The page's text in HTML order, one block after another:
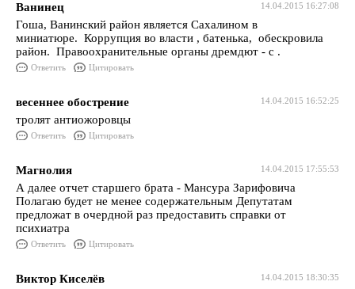
14.04.2015 16:27:08
Ванинец
Гоша, Ванинский район является Сахалином в
миниатюре. Коррупция во власти , батенька, обескровила
район. Правоохранительные органы дремдют - с .
Ответить Цитировать
14.04.2015 16:52:25
весеннее обострение
тролят антиожоровцы
Ответить Цитировать
14.04.2015 17:55:53
Магнолия
А далее отчет старшего брата - Мансура Зарифовича
Полагаю будет не менее содержательным Депутатам
предложат в очердной раз предоставить справки от
психиатра
Ответить Цитировать
14.04.2015 18:30:35
Виктор Киселёв